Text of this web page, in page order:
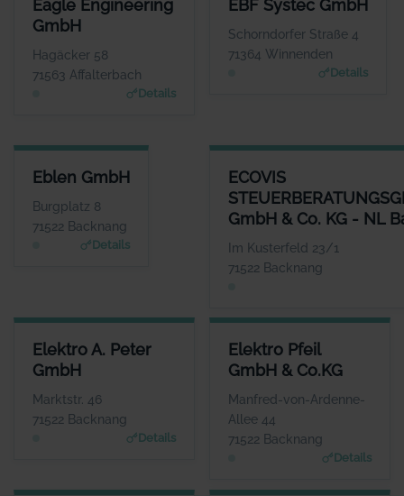
Eagle Engineering
GmbH
Hagäcker 58
71563 Affalterbach
Details
ANSPRECHPARTNER
www.Eagleengineering.de
EBF Systec GmbH
Schorndorfer Straße 4
71364 Winnenden
Details
ANSPRECHPARTNER
Herr Dieter Ebel
WEBSITE
Eblen GmbH
Burgplatz 8
71522 Backnang
Details
EBLEN GMBH
Herr Holger Krauss
www.wuerttembergisch
e.de/versicherungen/e
ECOVIS
GmbH & Co. KG - NL
Im Kusterfeld 23/1
71522 Backnang
ECOVIS
Elektro A. Peter
GmbH
Marktstr. 46
71522 Backnang
Details
ELEKTRO A. PETER GMBH
ANSPRECHPARTNER
Herr Heiko und Ralf
www.elektro-apeter.de
Elektro Pfeil
GmbH & Co.KG
Manfred-von-Ardenne-
Allee 44
71522 Backnang
Details
ELEKTRO PFEIL GMBH & CO.KG
Herr Steffen Pfeil
www.elektro-pfeil.com